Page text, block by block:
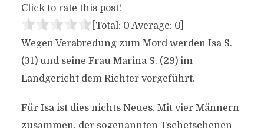
Click to rate this post!
[Total: 0 Average: 0]
Wegen Verabredung zum Mord werden Isa S.
(31) und seine Frau Marina S. (29) im
Landgericht dem Richter vorgeführt.
Für Isa ist dies nichts Neues. Mit vier Männern
zusammen, der sogenannten Tschetschenen-